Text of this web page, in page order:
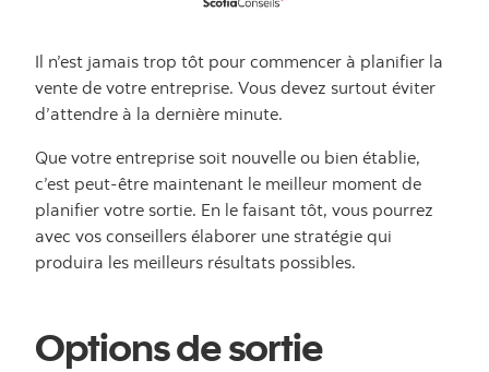
Il n’est jamais trop tôt pour commencer à planifier la
vente de votre entreprise. Vous devez surtout éviter
d’attendre à la dernière minute.
Que votre entreprise soit nouvelle ou bien établie,
c’est peut-être maintenant le meilleur moment de
planifier votre sortie. En le faisant tôt, vous pourrez
avec vos conseillers élaborer une stratégie qui
produira les meilleurs résultats possibles.
Options de sortie